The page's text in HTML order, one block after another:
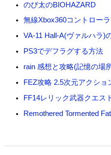
のび太のBIOHAZARD
無線Xbox360コントロー
VA-11 Hall-A(ヴァルハラ)
PS3でデフラグする方法
rain 感想と攻略(記憶の場
FEZ攻略 2.5次元アクショ
FF14レリック武器クエス
Remothered Tormented